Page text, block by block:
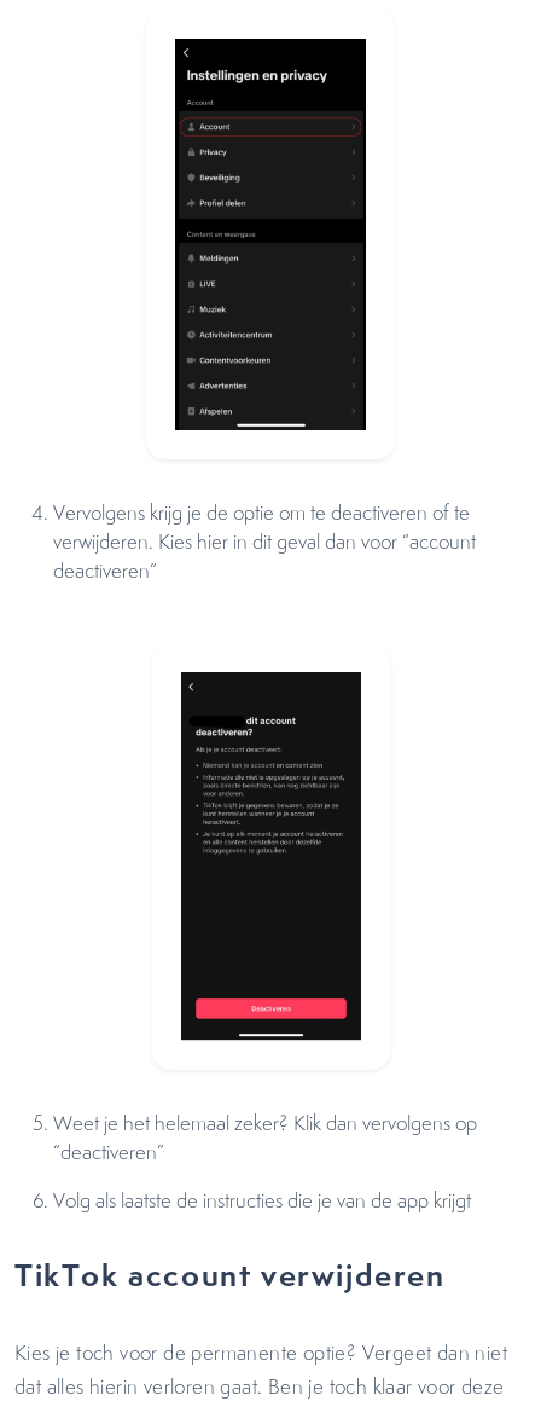
Vervolgens krijg je de optie om te deactiveren of te
verwijderen. Kies hier in dit geval dan voor “account
deactiveren”
Weet je het helemaal zeker? Klik dan vervolgens op
“deactiveren”
Volg als laatste de instructies die je van de app krijgt
TikTok account verwijderen
Kies je toch voor de permanente optie? Vergeet dan niet
dat alles hierin verloren gaat. Ben je toch klaar voor deze